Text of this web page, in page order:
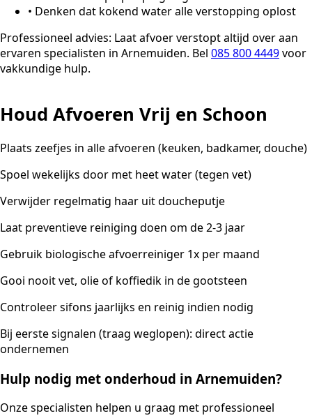
• Denken dat kokend water alle verstopping oplost
Professioneel advies: Laat afvoer verstopt altijd over aan
ervaren specialisten in Arnemuiden. Bel 085 800 4449voor
vakkundige hulp.
Houd Afvoeren Vrij en Schoon
Plaats zeefjes in alle afvoeren (keuken, badkamer, douche)
Spoel wekelijks door met heet water (tegen vet)
Verwijder regelmatig haar uit doucheputje
Laat preventieve reiniging doen om de 2-3 jaar
Gebruik biologische afvoerreiniger 1x per maand
Gooi nooit vet, olie of koffiedik in de gootsteen
Controleer sifons jaarlijks en reinig indien nodig
Bij eerste signalen (traag weglopen): direct actie
ondernemen
Hulp nodig met onderhoud in Arnemuiden?
Onze specialisten helpen u graag met professioneel